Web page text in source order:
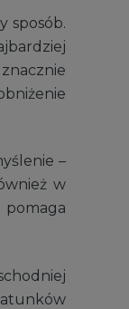
sposób.
–
w
pomaga